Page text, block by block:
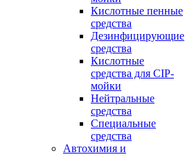
Кислотные пенные
средства
Дезинфицирующие
средства
Кислотные
средства для CIP-
мойки
Нейтральные
средства
Специальные
средства
Автохимия и